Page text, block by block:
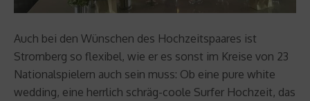
Auch bei den Wünschen des Hochzeitspaares ist
Stromberg so flexibel, wie er es sonst im Kreise von 23
Nationalspielern auch sein muss: Ob eine pure white
wedding, eine herrlich schräg-coole Surfer Hochzeit, das